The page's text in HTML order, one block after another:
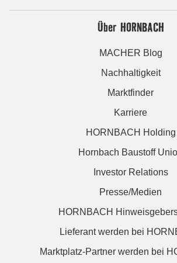
Über HORNBACH
MACHER Blog
Nachhaltigkeit
Marktfinder
Karriere
HORNBACH Holding
Hornbach Baustoff
Investor Relations
Presse/Medien
HORNBACH
Lieferant werden bei
Marktplatz-Partner werden bei